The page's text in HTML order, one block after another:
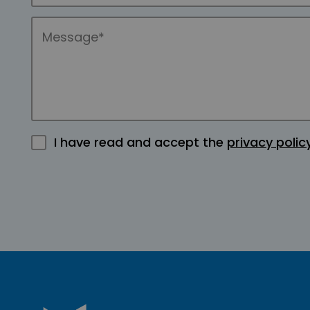
I have read and accept the privacy